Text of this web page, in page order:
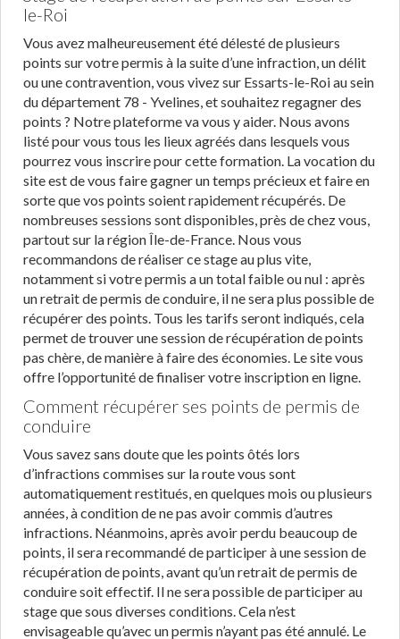
le-Roi
Vous avez malheureusement été délesté de plusieurs
points sur votre permis à la suite d’une infraction, un délit
ou une contravention, vous vivez sur Essarts-le-Roi au sein
du département 78 - Yvelines, et souhaitez regagner des
points ? Notre plateforme va vous y aider. Nous avons
listé pour vous tous les lieux agréés dans lesquels vous
pourrez vous inscrire pour cette formation. La vocation du
site est de vous faire gagner un temps précieux et faire en
sorte que vos points soient rapidement récupérés. De
nombreuses sessions sont disponibles, près de chez vous,
partout sur la région Île-de-France. Nous vous
recommandons de réaliser ce stage au plus vite,
notamment si votre permis a un total faible ou nul : après
un retrait de permis de conduire, il ne sera plus possible de
récupérer des points. Tous les tarifs seront indiqués, cela
permet de trouver une session de récupération de points
pas chère, de manière à faire des économies. Le site vous
offre l’opportunité de finaliser votre inscription en ligne.
Comment récupérer ses points de permis de
conduire
Vous savez sans doute que les points ôtés lors
d’infractions commises sur la route vous sont
automatiquement restitués, en quelques mois ou plusieurs
années, à condition de ne pas avoir commis d’autres
infractions. Néanmoins, après avoir perdu beaucoup de
points, il sera recommandé de participer à une session de
récupération de points, avant qu’un retrait de permis de
conduire soit effectif. Il ne sera possible de participer au
stage que sous diverses conditions. Cela n’est
envisageable qu’avec un permis n’ayant pas été annulé. Le